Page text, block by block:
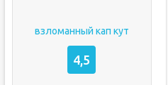
взломанный кап кут
4,5